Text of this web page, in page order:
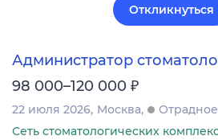
Откликнуться
Администратор
98 000–120 000 ₽
22 июля 2026 Москва
Отрадное
Сеть стоматологических